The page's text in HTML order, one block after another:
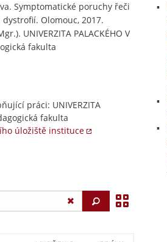
Symptomatické poruchy řeči
dystrofií. Olomouc, 2017.
UNIVERZITA PALACKÉHO V
fakulta
práci: UNIVERZITA
fakulta
úložiště instituce
Vyhledat